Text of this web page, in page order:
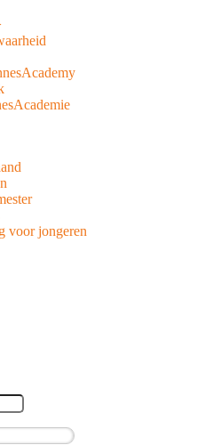
voor jongeren